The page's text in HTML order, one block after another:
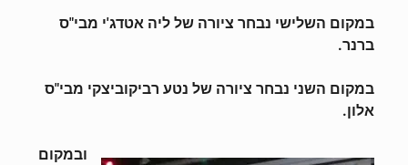
במקום השלישי נבחר ציורה של ליה אטדג'י מבי"ס
ברנר.
במקום השני נבחר ציורה של נטע רביקוביצקי מבי"ס
אלון.
ובמקום